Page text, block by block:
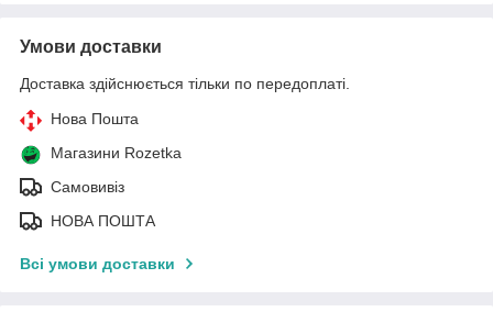
Умови доставки
Доставка здійснюється тільки по передоплаті.
Нова Пошта
Магазини Rozetka
Самовивіз
НОВА ПОШТА
Всі умови доставки